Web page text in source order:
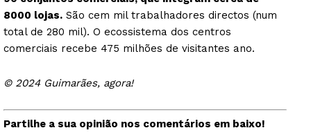
8000 lojas. São cem mil trabalhadores directos (num
total de 280 mil). O ecossistema dos centros
comerciais recebe 475 milhões de visitantes ano.
© 2024 Guimarães, agora!
Partilhe a sua opinião nos comentários em baixo!